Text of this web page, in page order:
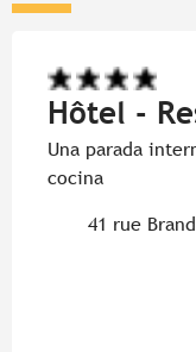
Hôtel -
Una parada
cocina
41 rue